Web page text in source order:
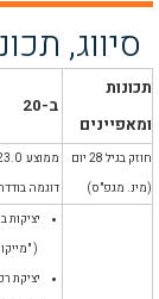
סיווג,
תכונות
ומאפיינים
ב-20
חוזק בגיל 28 יום
(מינ. מגפ"ס)
ממוצע 23.0
דוגמה בודדת
(
יציקת